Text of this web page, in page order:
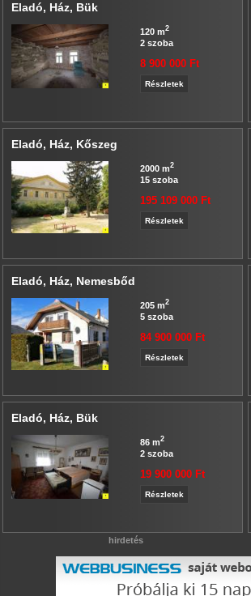
Eladó, Ház, Bük
120 m2
2 szoba
8 900 000 Ft
Részletek
Eladó, Ház, Kőszeg
2000 m2
15 szoba
195 109 000 Ft
Részletek
Eladó, Ház, Nemesbőd
205 m2
5 szoba
84 900 000 Ft
Részletek
Eladó, Ház, Bük
86 m2
2 szoba
19 900 000 Ft
Részletek
hirdetés